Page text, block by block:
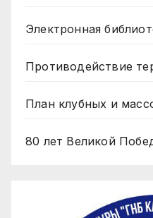
Электронная
Противодействие
План клубных и
80 лет Великой